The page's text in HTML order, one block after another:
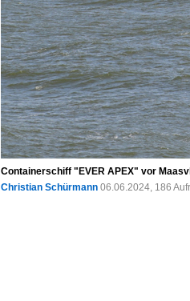
Containerschiff "EVER APEX" vor
Christian Schürmann 06.06.2024, 186